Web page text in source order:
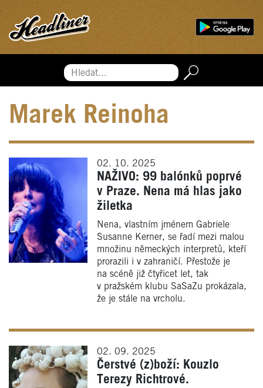
Hledat...
Marek Reinoha
02. 10. 2025
NAŽIVO: 99 balónků poprvé
v Praze. Nena má hlas jako
žiletka
Nena, vlastním jménem Gabriele
Susanne Kerner, se řadí mezi malou
množinu německých interpretů, kteří
prorazili i v zahraničí. Přestože je
na scéně již čtyřicet let, tak
v pražském klubu SaSaZu prokázala,
že je stále na vrcholu.
02. 09. 2025
Čerstvé (z)boží: Kouzlo
Terezy Richtrové.